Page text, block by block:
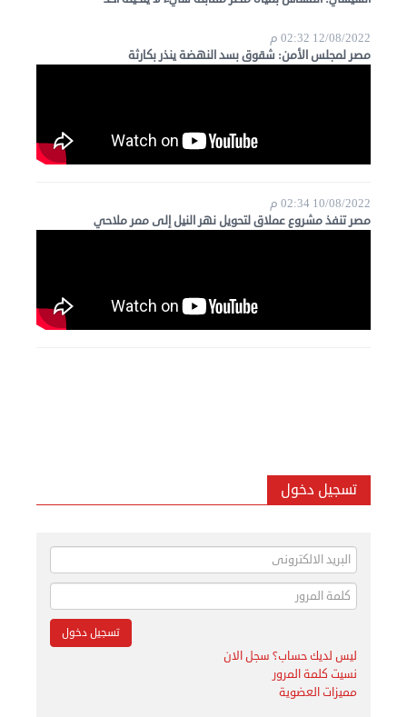
12/08/2022 02:32 م
مصر لمجلس الأمن: شقوق بسد النهضة ينذر بكارثة
10/08/2022 02:34 م
مصر تنفذ مشروع عملاق لتحويل نهر النيل إلى ممر ملاحي
تسجيل دخول
ليس لديك حساب؟ سجل الان
نسيت كلمة المرور
مميزات العضوية